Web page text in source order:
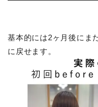
基本的には2ヶ月後にま
に戻せます。